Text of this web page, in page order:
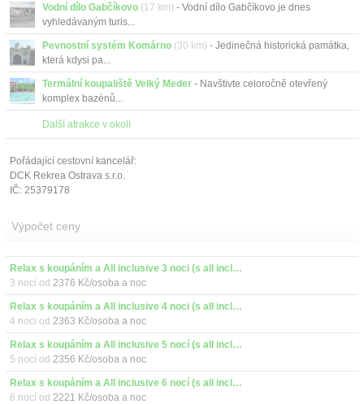
Vodní dílo Gabčíkovo (17 km) - Vodní dílo Gabčíkovo je dnes
vyhledávaným turis...
Pevnostní systém Komárno (30 km) - Jedinečná historická památka,
která kdysi pa...
Termální koupaliště Velký Meder - Navštivte celoročně otevřený
komplex bazénů...
Další atrakce v okolí
Pořádající cestovní kancelář:
DCK Rekrea Ostrava s.r.o.
IČ: 25379178
Výpočet ceny
Relax s koupáním a All inclusive 3 noci (s all inclusive)
3 noci od 2376 Kč/osoba a noc
Relax s koupáním a All inclusive 4 noci (s all inclusive)
4 noci od 2363 Kč/osoba a noc
Relax s koupáním a All inclusive 5 nocí (s all inclusive)
5 nocí od 2356 Kč/osoba a noc
Relax s koupáním a All inclusive 6 nocí (s all inclusive)
6 nocí od 2221 Kč/osoba a noc